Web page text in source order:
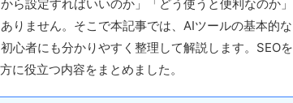
ら設定すればいいのか」「どう使うと便利なのか」
りません。そこで本記事では、AIツールの基本的な
心者にも分かりやすく整理して解説します。SEOを
に役立つ内容をまとめました。